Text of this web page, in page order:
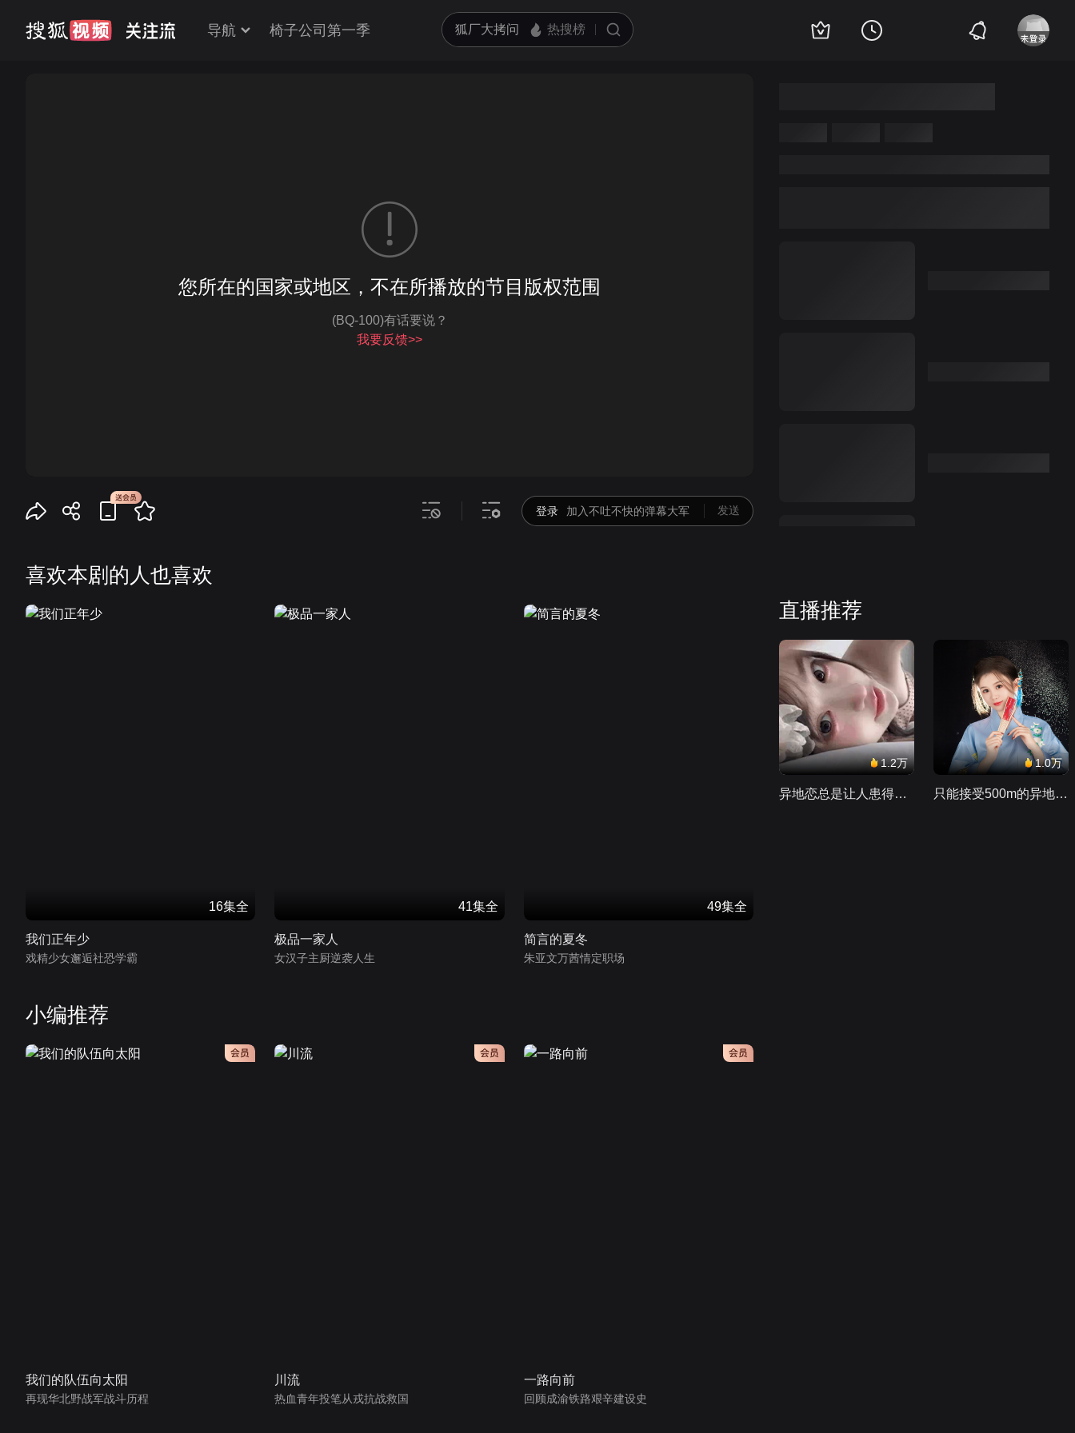
导航 椅子公司第一季
您所在的国家或地区，不在所播放的节目版权范围
(BQ-100)有话要说？
我要反馈>>
亮度
登录 加入不吐不快的弹幕大军 发送
喜欢本剧的人也喜欢
16集全
我们正年少
戏精少女邂逅社恐学霸
41集全
极品一家人
女汉子主厨逆袭人生
49集全
简言的夏冬
朱亚文万茜情定职场
小编推荐
会员
我们的队伍向太阳
再现华北野战军战斗历程
川流
热血青年投笔从戎抗战救国
会员
一路向前
回顾成渝铁路艰辛建设史
直播推荐
1.2万
异地恋总是让人患得患失。。。
1.0万
只能接受500m的异地恋，电动车没电了......